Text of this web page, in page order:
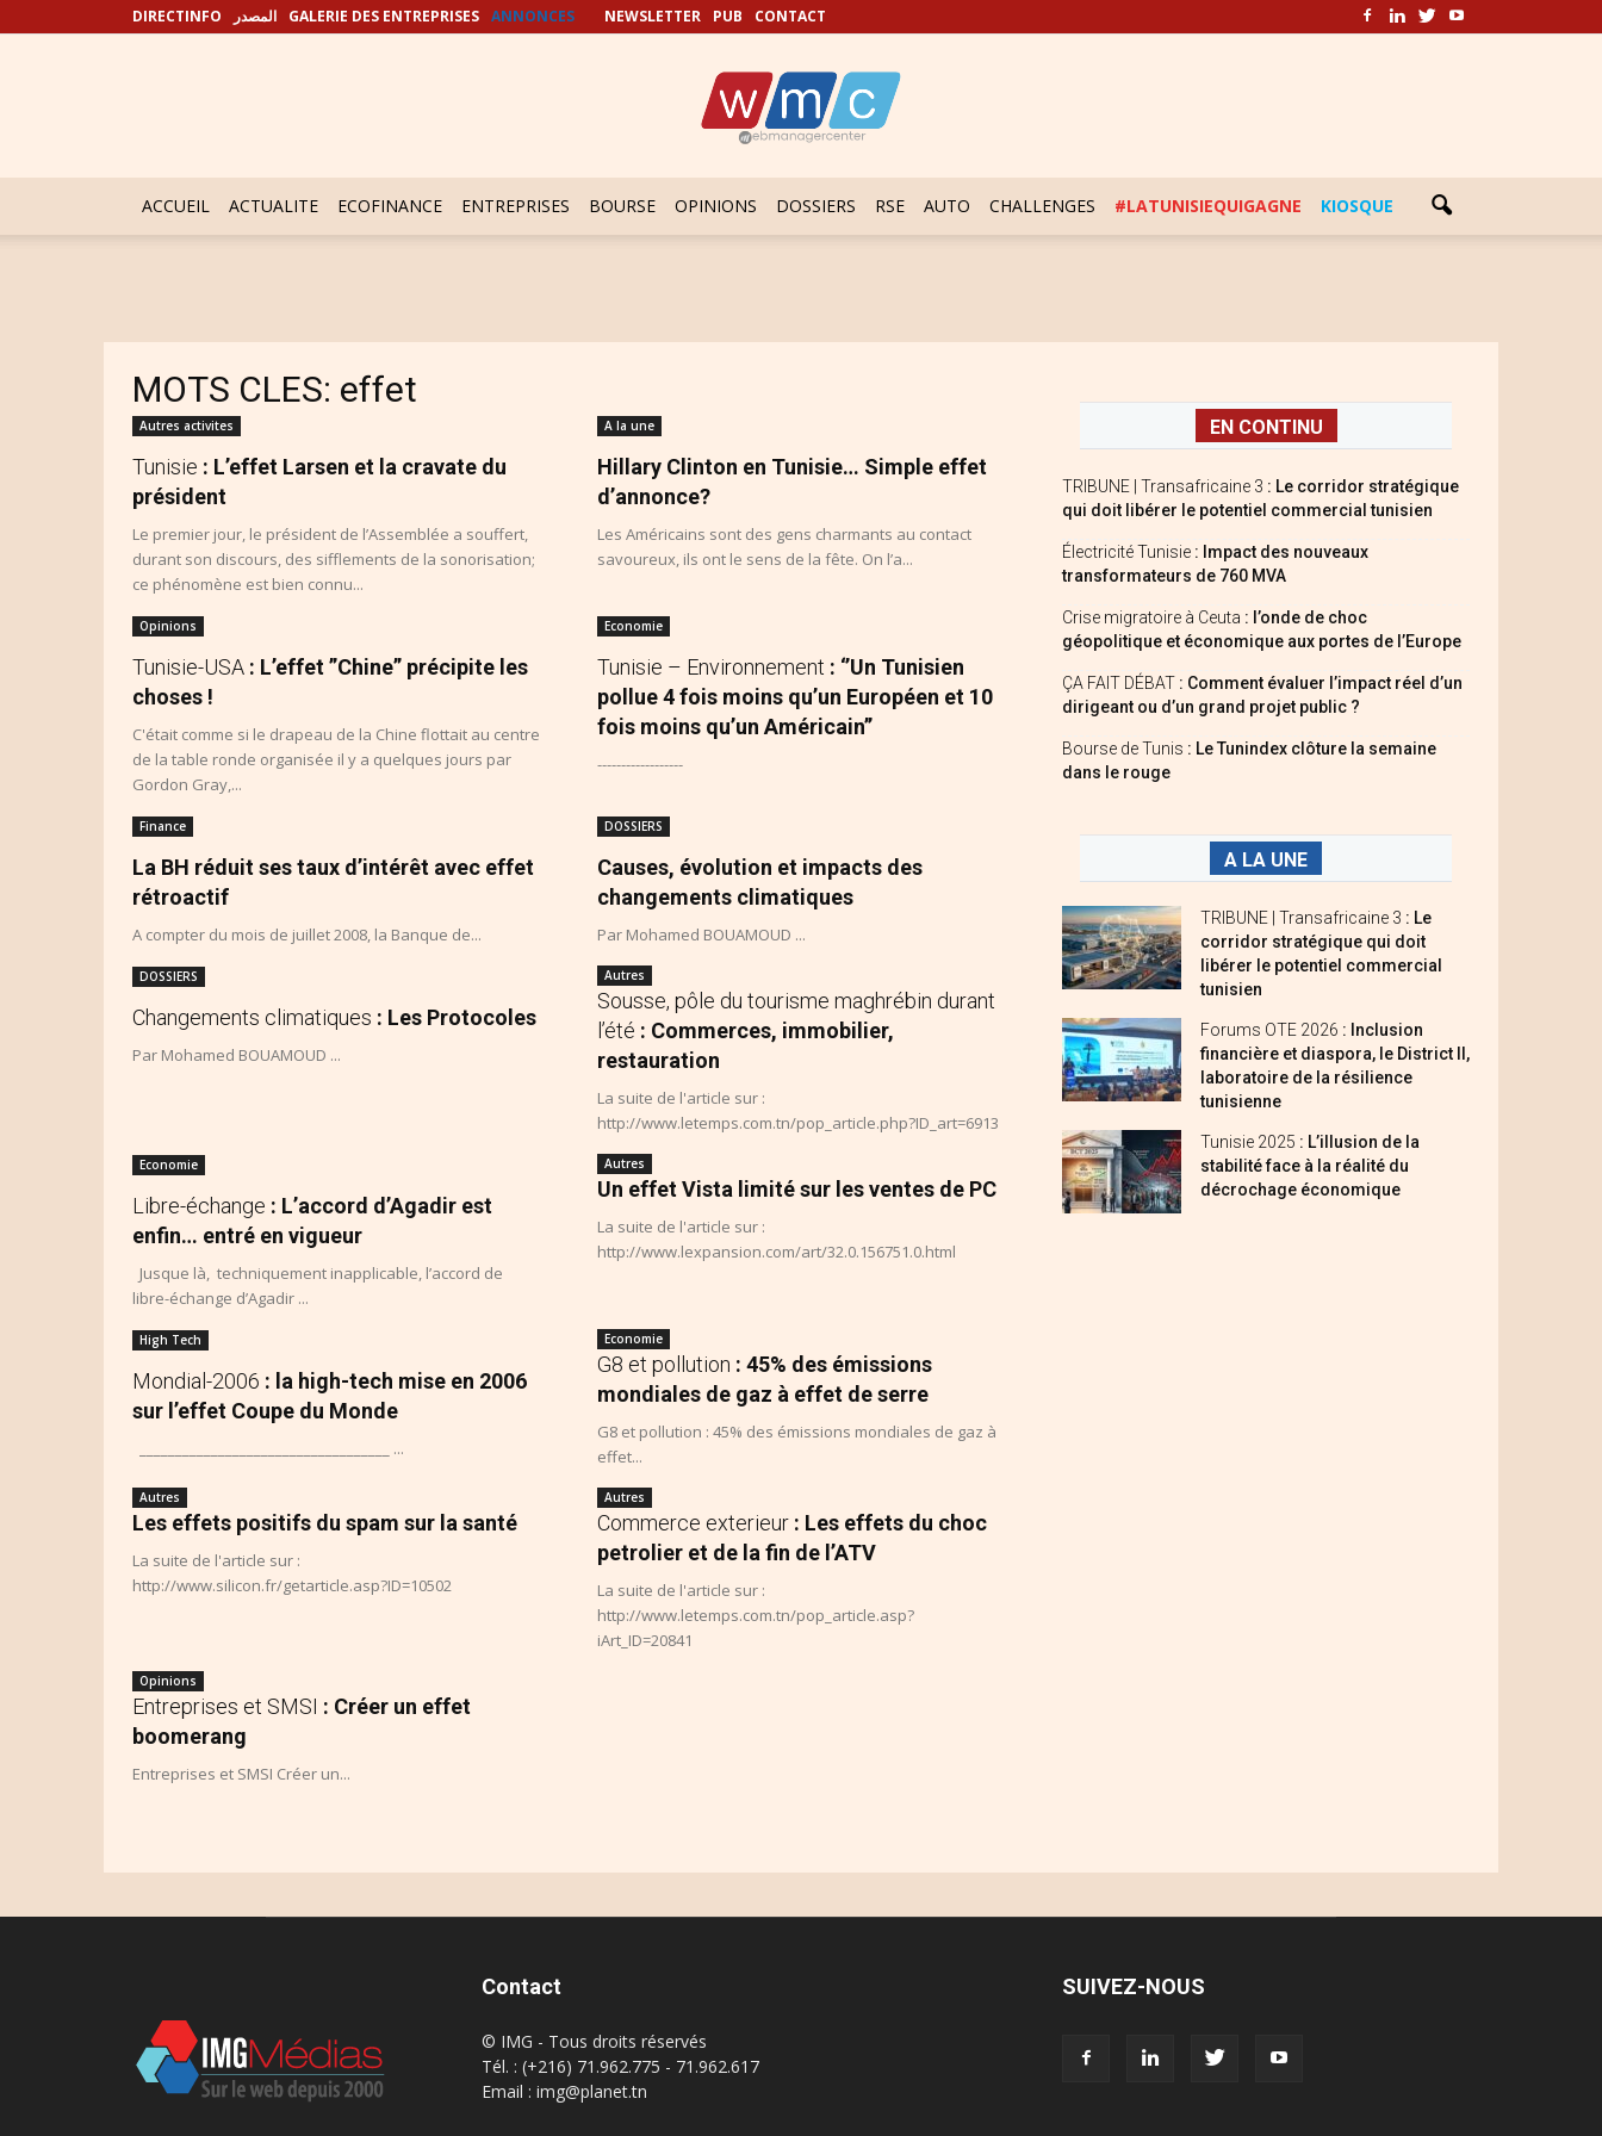
DIRECTINFO المصدر GALERIE DES ENTREPRISES ANNONCES NEWSLETTER PUB CONTACT
ACCUEIL ACTUALITE ECOFINANCE ENTREPRISES BOURSE OPINIONS DOSSIERS RSE AUTO CHALLENGES #LATUNISIEQUIGAGNE KIOSQUE
MOTS CLES: effet
Autres activites
Tunisie : L’effet Larsen et la cravate du
président
Le premier jour, le président de l’Assemblée a souffert,
durant son discours, des sifflements de la sonorisation;
ce phénomène est bien connu...
A la une
Hillary Clinton en Tunisie… Simple effet
d’annonce?
Les Américains sont des gens charmants au contact
savoureux, ils ont le sens de la fête. On l’a...
Opinions
Tunisie-USA : L’effet ”Chine” précipite les
choses !
C'était comme si le drapeau de la Chine flottait au centre
de la table ronde organisée il y a quelques jours par
Gordon Gray,...
Economie
Tunisie – Environnement : ‘’Un Tunisien
pollue 4 fois moins qu’un Européen et 10
fois moins qu’un Américain’’
------------------
Finance
La BH réduit ses taux d’intérêt avec effet
rétroactif
A compter du mois de juillet 2008, la Banque de...
DOSSIERS
Causes, évolution et impacts des
changements climatiques
Par Mohamed BOUAMOUD ...
DOSSIERS
Changements climatiques : Les Protocoles
Par Mohamed BOUAMOUD ...
Autres
Sousse, pôle du tourisme maghrébin durant
l’été : Commerces, immobilier,
restauration
La suite de l'article sur :
http://www.letemps.com.tn/pop_article.php?ID_art=6913
Economie
Libre-échange : L’accord d’Agadir est
enfin… entré en vigueur
Jusque là, techniquement inapplicable, l’accord de
libre-échange d’Agadir ...
Autres
Un effet Vista limité sur les ventes de PC
La suite de l'article sur :
http://www.lexpansion.com/art/32.0.156751.0.html
High Tech
Mondial-2006 : la high-tech mise en 2006
sur l’effet Coupe du Monde
___________________________________ ...
Economie
G8 et pollution : 45% des émissions
mondiales de gaz à effet de serre
G8 et pollution : 45% des émissions mondiales de gaz à
effet...
Autres
Les effets positifs du spam sur la santé
La suite de l'article sur :
http://www.silicon.fr/getarticle.asp?ID=10502
Autres
Commerce exterieur : Les effets du choc
petrolier et de la fin de l’ATV
La suite de l'article sur :
http://www.letemps.com.tn/pop_article.asp?
iArt_ID=20841
Opinions
Entreprises et SMSI : Créer un effet
boomerang
Entreprises et SMSI Créer un...
EN CONTINU
TRIBUNE | Transafricaine 3 : Le corridor stratégique
qui doit libérer le potentiel commercial tunisien
Électricité Tunisie : Impact des nouveaux
transformateurs de 760 MVA
Crise migratoire à Ceuta : l’onde de choc
géopolitique et économique aux portes de l’Europe
ÇA FAIT DÉBAT : Comment évaluer l’impact réel d’un
dirigeant ou d’un grand projet public ?
Bourse de Tunis : Le Tunindex clôture la semaine
dans le rouge
A LA UNE
TRIBUNE | Transafricaine 3 : Le
corridor stratégique qui doit
libérer le potentiel commercial
tunisien
Forums OTE 2026 : Inclusion
financière et diaspora, le District II,
laboratoire de la résilience
tunisienne
Tunisie 2025 : L’illusion de la
stabilité face à la réalité du
décrochage économique
Contact
© IMG - Tous droits réservés
Tél. : (+216) 71.962.775 - 71.962.617
Email : img@planet.tn
SUIVEZ-NOUS